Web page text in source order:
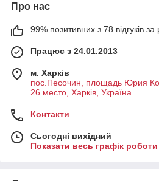
Про нас
99% позитивних з 78 відгуків за
Працює з 24.01.2013
м. Харків
пос.Песочин, площадь Юрия
26 место, Харків, Україна
Контакти
Сьогодні вихідний
Показати весь графік роботи